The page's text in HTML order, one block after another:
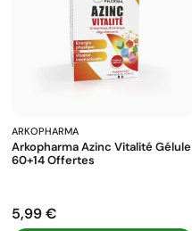
ARKOPHARMA
Arkopharma Azinc Vitalité Gélule
60+14 Offertes
Prix
5,99 €